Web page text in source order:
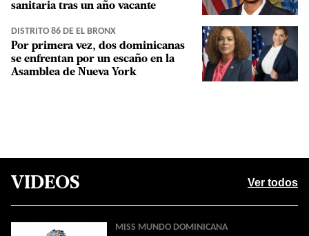
sanitaria tras un año vacante
DISTRITO 86 DE EL BRONX
Por primera vez, dos dominicanas
se enfrentan por un escaño en la
Asamblea de Nueva York
Ver todos
VIDEOS
MISS MUNDO DOMINICANA